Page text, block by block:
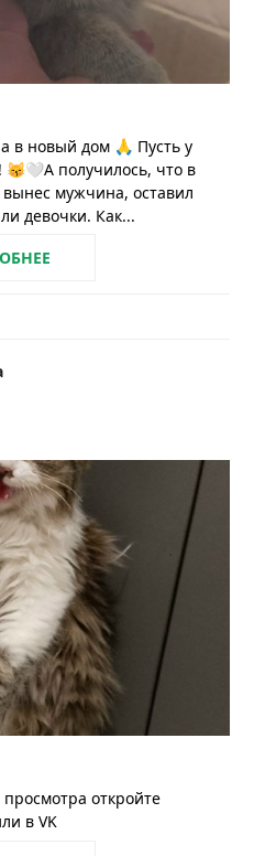
в новый дом 🙏 Пусть у
😽🤍А получилось, что в
вынес мужчина, оставил
девочки. Как...
откройте
в VK